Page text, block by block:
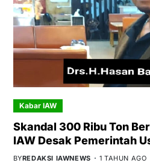
Kabar IAW
Skandal 300 Ribu Ton
IAW Desak Pemerintah
BYREDAKSI IAWNEWS 1 TAHUN AGO